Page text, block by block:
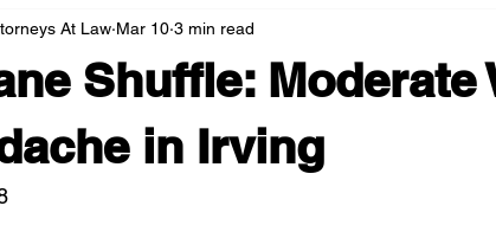
Shuffle: Moderate
in Irving
At Law Mar 10 3 min read